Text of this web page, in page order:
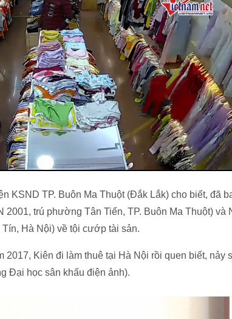
KSND TP. Buôn Ma Thuột (Đắk Lắk) cho biết, đã
2001, trú phường Tân Tiến, TP. Buôn Ma Thuột) và
Hà Nội) về tội cướp tài sản.
2017, Kiên đi làm thuê tại Hà Nội rồi quen biết,
Đại học sân khấu điện ảnh).